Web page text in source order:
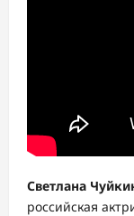
Светлана
российская